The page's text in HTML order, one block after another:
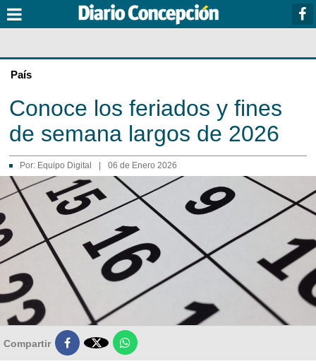
País
Conoce los feriados y fines
de semana largos de 2026
Por: Equipo Digital 06 de Enero 2026
Compartir 